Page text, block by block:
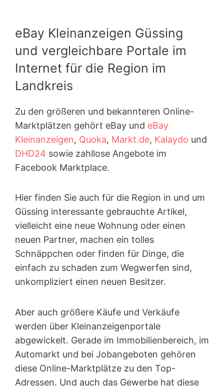
eBay Kleinanzeigen Güssing
und vergleichbare Portale im
Internet für die Region im
Landkreis
Zu den größeren und bekannteren Online-
Marktplätzen gehört eBay und eBay
Kleinanzeigen, Quoka, Markt.de, Kalaydo und
DHD24 sowie zahllose Angebote im
Facebook Marktplace.
Hier finden Sie auch für die Region in und um
Güssing interessante gebrauchte Artikel,
vielleicht eine neue Wohnung oder einen
neuen Partner, machen ein tolles
Schnäppchen oder finden für Dinge, die
einfach zu schaden zum Wegwerfen sind,
unkompliziert einen neuen Besitzer.
Aber auch größere Käufe und Verkäufe
werden über Kleinanzeigen­portale
abgewickelt. Gerade im Immobilienbereich, im
Automarkt und bei Jobangeboten gehören
diese Online-Marktplätze zu den Top-
Adressen. Und auch das Gewerbe hat diese